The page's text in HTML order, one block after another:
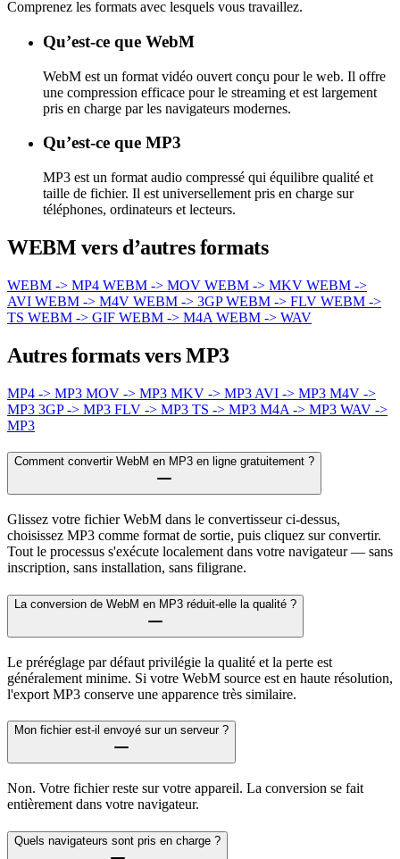
Comprenez les formats avec lesquels vous travaillez.
Qu’est-ce que WebM
WebM est un format vidéo ouvert conçu pour le web. Il offre
une compression efficace pour le streaming et est largement
pris en charge par les navigateurs modernes.
Qu’est-ce que MP3
MP3 est un format audio compressé qui équilibre qualité et
taille de fichier. Il est universellement pris en charge sur
téléphones, ordinateurs et lecteurs.
WEBM vers d’autres formats
WEBM -> MP4 WEBM -> MOV WEBM -> MKV WEBM ->
AVI WEBM -> M4V WEBM -> 3GPWEBM -> FLV WEBM ->
TS WEBM -> GIF WEBM -> M4A WEBM -> WAV
Autres formats vers MP3
MP4 -> MP3 MOV -> MP3 MKV -> MP3 AVI -> MP3 M4V ->
MP3 3GP -> MP3 FLV -> MP3 TS -> MP3 M4A -> MP3 WAV ->
MP3
Comment convertir WebM en MP3 en ligne gratuitement ?
Glissez votre fichier WebM dans le convertisseur ci-dessus,
choisissez MP3 comme format de sortie, puis cliquez sur convertir.
Tout le processus s'exécute localement dans votre navigateur — sans
inscription, sans installation, sans filigrane.
La conversion de WebM en MP3 réduit-elle la qualité ?
Le préréglage par défaut privilégie la qualité et la perte est
généralement minime. Si votre WebM source est en haute résolution,
l'export MP3 conserve une apparence très similaire.
Mon fichier est-il envoyé sur un serveur ?
Non. Votre fichier reste sur votre appareil. La conversion se fait
entièrement dans votre navigateur.
Quels navigateurs sont pris en charge ?